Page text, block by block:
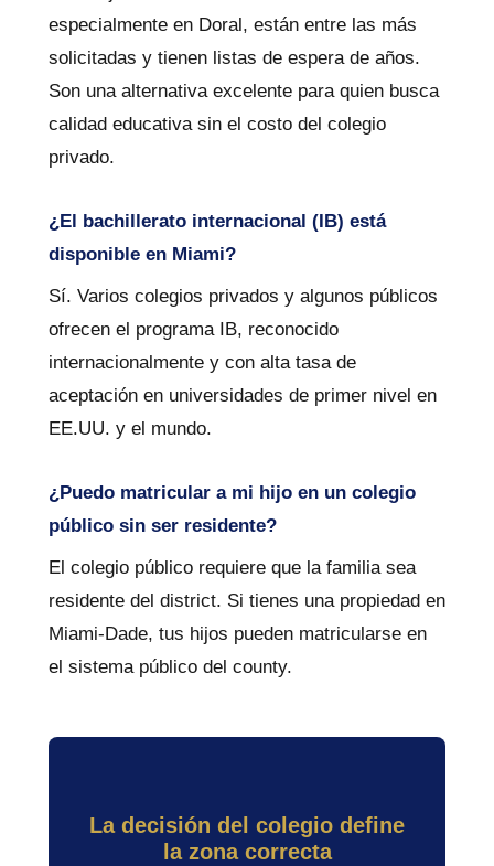
especialmente en Doral, están entre las más
solicitadas y tienen listas de espera de años.
Son una alternativa excelente para quien busca
calidad educativa sin el costo del colegio
privado.
¿El bachillerato internacional (IB) está
disponible en Miami?
Sí. Varios colegios privados y algunos públicos
ofrecen el programa IB, reconocido
internacionalmente y con alta tasa de
aceptación en universidades de primer nivel en
EE.UU. y el mundo.
¿Puedo matricular a mi hijo en un colegio
público sin ser residente?
El colegio público requiere que la familia sea
residente del district. Si tienes una propiedad en
Miami-Dade, tus hijos pueden matricularse en
el sistema público del county.
La decisión del colegio define
la zona correcta